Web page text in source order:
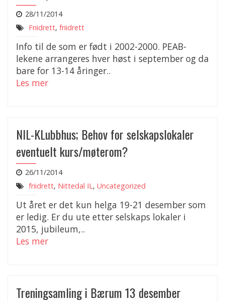
28/11/2014
Friidrett, friidrett
Info til de som er født i 2002-2000. PEAB-
lekene arrangeres hver høst i september og da
bare for 13-14 åringer..
Les mer
NIL-KLubbhus; Behov for selskapslokaler
eventuelt kurs/møterom?
26/11/2014
friidrett, Nittedal IL, Uncategorized
Ut året er det kun helga 19-21 desember som
er ledig. Er du ute etter selskaps lokaler i
2015, jubileum,..
Les mer
Treningsamling i Bærum 13 desember